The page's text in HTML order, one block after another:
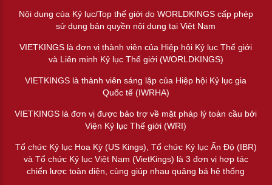
Nội dung của Kỷ lục/Top thế giới do WORLDKINGS cấp phép
sử dụng bản quyền nội dung tại Việt Nam
VIETKINGS là đơn vị thành viên của Hiệp hội Kỷ lục Thế giới
và Liên minh Kỷ lục Thế giới (WORLDKINGS)
VIETKINGS là thành viên sáng lập của Hiệp hội Kỷ lục gia
Quốc tế (IWRHA)
VIETKINGS là đơn vị được bảo trợ về mặt pháp lý toàn cầu bởi
Viện Kỷ lục Thế giới (WRI)
Tổ chức Kỷ lục Hoa Kỳ (US Kings), Tổ chức Kỷ lục Ấn Độ (IBR)
và Tổ chức Kỷ lục Việt Nam (VietKings) là 3 đơn vị hợp tác
chiến lược toàn diện, cùng giúp nhau quảng bá hệ thống